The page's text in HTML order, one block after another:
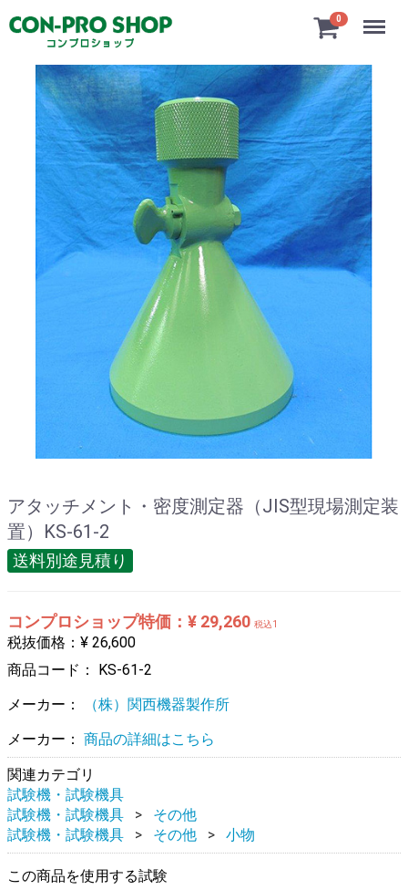
0 Menu
アタッチメント・密度測定器（JIS型現場測定装
置）KS-61-2
送料別途見積り
コンプロショップ特価：¥ 29,260 税込1
税抜価格：¥ 26,600
商品コード： KS-61-2
メーカー：
（株）関西機器製作所
メーカー： 商品の詳細はこちら
関連カテゴリ
試験機・試験機具
試験機・試験機具
その他
試験機・試験機具
その他 小物
この商品を使用する試験